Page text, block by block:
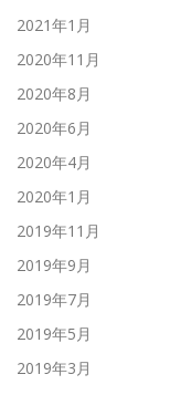
2021年1月
2020年11月
2020年8月
2020年6月
2020年4月
2020年1月
2019年11月
2019年9月
2019年7月
2019年5月
2019年3月